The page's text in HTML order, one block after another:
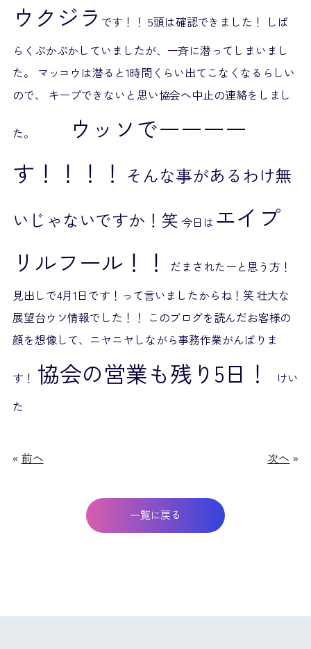
ウクジラ です！！ 5頭は確認できました！ しば
らくぷかぷかしていましたが、一斉に潜ってしまいまし
た。 マッコウは潜ると1時間くらい出てこなくなるらしい
ので、 キープできないと思い協会へ中止の連絡をしまし
た。
ウッソでーーーー
す！！！！ そんな事があるわけ無
いじゃないですか！笑 今日は エイプ
リルフール！！
だまされたーと思う方！
見出しで4月1日です！って言いましたからね！笑 壮大な
展望台ウソ情報でした！！ このブログを読んだお客様の
顔を想像して、ニヤニヤしながら事務作業がんばりま
す！ 協会の営業も残り5日！
けい
た
« 前へ 次へ »
一覧に戻る